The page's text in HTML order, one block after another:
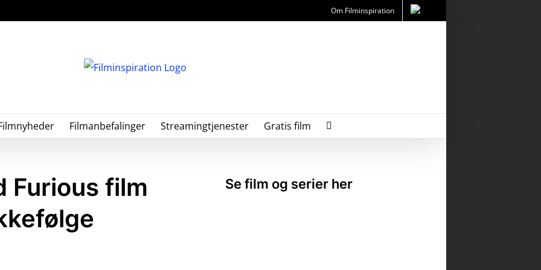
Om Filminspiration
Filmanbefalinger Streamingtjenester Gratis film
Furious film
Se film og serier her